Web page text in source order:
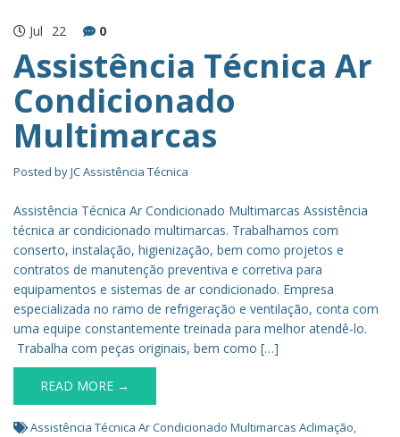
Jul 22 0
Assistência Técnica Ar
Condicionado
Multimarcas
Posted byJC Assistência Técnica
Assistência Técnica Ar Condicionado Multimarcas Assistência
técnica ar condicionado multimarcas. Trabalhamos com
conserto, instalação, higienização, bem como projetos e
contratos de manutenção preventiva e corretiva para
equipamentos e sistemas de ar condicionado. Empresa
especializada no ramo de refrigeração e ventilação, conta com
uma equipe constantemente treinada para melhor atendê-lo.
Trabalha com peças originais, bem como […]
READ MORE →
Assistência Técnica Ar Condicionado Multimarcas Aclimação,